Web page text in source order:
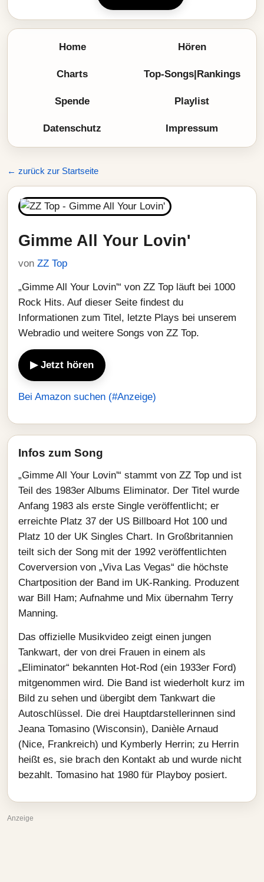
Home Hören
Charts Top-Songs|Rankings
Spende Playlist
Datenschutz Impressum
← zurück zur Startseite
Gimme All Your Lovin'
von ZZ Top
„Gimme All Your Lovin'“ von ZZ Top läuft bei 1000
Rock Hits. Auf dieser Seite findest du
Informationen zum Titel, letzte Plays bei unserem
Webradio und weitere Songs von ZZ Top.
▶ Jetzt hören
Bei Amazon suchen (#Anzeige)
Infos zum Song
„Gimme All Your Lovin'“ stammt von ZZ Top und ist
Teil des 1983er Albums Eliminator. Der Titel wurde
Anfang 1983 als erste Single veröffentlicht; er
erreichte Platz 37 der US Billboard Hot 100 und
Platz 10 der UK Singles Chart. In Großbritannien
teilt sich der Song mit der 1992 veröffentlichten
Coverversion von „Viva Las Vegas“ die höchste
Chartposition der Band im UK‑Ranking. Produzent
war Bill Ham; Aufnahme und Mix übernahm Terry
Manning.
Das offizielle Musikvideo zeigt einen jungen
Tankwart, der von drei Frauen in einem als
„Eliminator“ bekannten Hot‑Rod (ein 1933er Ford)
mitgenommen wird. Die Band ist wiederholt kurz im
Bild zu sehen und übergibt dem Tankwart die
Autoschlüssel. Die drei Hauptdarstellerinnen sind
Jeana Tomasino (Wisconsin), Danièle Arnaud
(Nice, Frankreich) und Kymberly Herrin; zu Herrin
heißt es, sie brach den Kontakt ab und wurde nicht
bezahlt. Tomasino hat 1980 für Playboy posiert.
Anzeige